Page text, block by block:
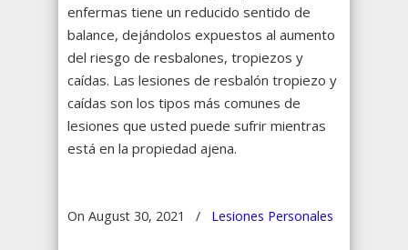
enfermas tiene un reducido sentido de
balance, dejándolos expuestos al aumento
del riesgo de resbalones, tropiezos y
caídas. Las lesiones de resbalón tropiezo y
caídas son los tipos más comunes de
lesiones que usted puede sufrir mientras
está en la propiedad ajena.
On August 30, 2021 / Lesiones Personales